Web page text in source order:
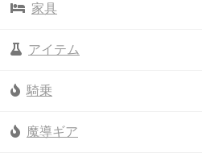
家具
アイテム
騎乗
魔導ギア